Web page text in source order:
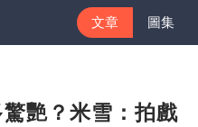
文章 圖集
艷？米雪：拍戲